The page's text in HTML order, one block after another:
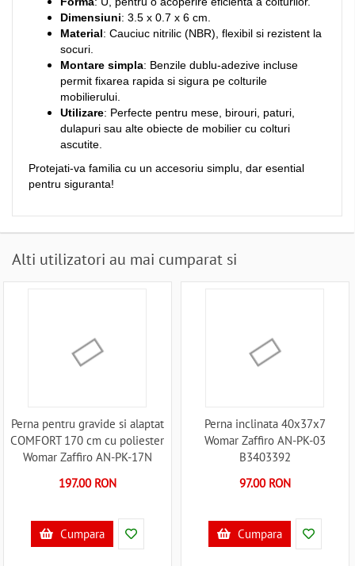
Dimensiuni: 3.5 x 0.7 x 6 cm.
Material: Cauciuc nitrilic (NBR), flexibil si rezistent la
socuri.
Montare simpla: Benzile dublu-adezive incluse
permit fixarea rapida si sigura pe colturile
mobilierului.
Utilizare: Perfecte pentru mese, birouri, paturi,
dulapuri sau alte obiecte de mobilier cu colturi
ascutite.
Protejati-va familia cu un accesoriu simplu, dar esential
pentru siguranta!
Alti utilizatori au mai cumparat si
Perna pentru gravide si alaptat
COMFORT 170 cm cu poliester
Womar Zaffiro AN-PK-17N
197.00 RON
Cumpara
Perna inclinata 40x37x7
Womar Zaffiro AN-PK-03
B3403392
97.00 RON
Cumpara